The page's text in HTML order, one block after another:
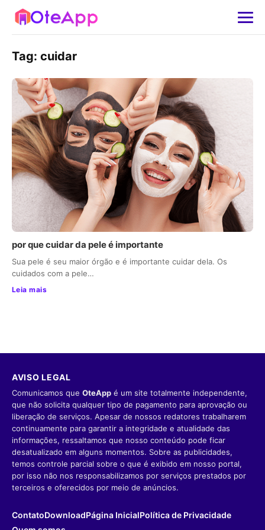
Tag: cuidar
por que cuidar da pele é importante
Sua pele é seu maior órgão e é importante cuidar dela. Os
cuidados com a pele…
Leia mais
AVISO LEGAL
Comunicamos que OteApp é um site totalmente independente,
que não solicita qualquer tipo de pagamento para aprovação ou
liberação de serviços. Apesar de nossos redatores trabalharem
continuamente para garantir a integridade e atualidade das
informações, ressaltamos que nosso conteúdo pode ficar
desatualizado em alguns momentos. Sobre as publicidades,
temos controle parcial sobre o que é exibido em nosso portal,
por isso não nos responsabilizamos por serviços prestados por
terceiros e oferecidos por meio de anúncios.
ContatoDownloadPágina InicialPolítica de Privacidade